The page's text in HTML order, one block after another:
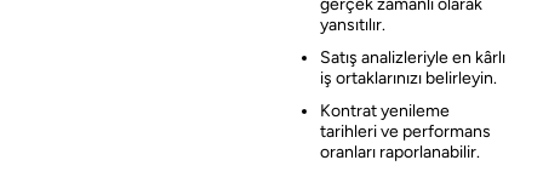
yansıtılır.
Satış analizleriyle en kârlı
iş ortaklarınızı belirleyin.
Kontrat yenileme
tarihleri ve performans
oranları raporlanabilir.